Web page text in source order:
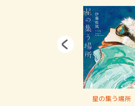
星の集う場所